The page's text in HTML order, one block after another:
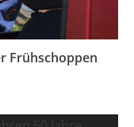
Frühschoppen